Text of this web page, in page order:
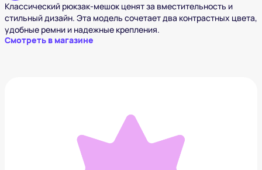
Классический рюкзак-мешок ценят за вместительность и
стильный дизайн. Эта модель сочетает два контрастных цвета,
удобные ремни и надежные крепления.
Смотреть в магазине